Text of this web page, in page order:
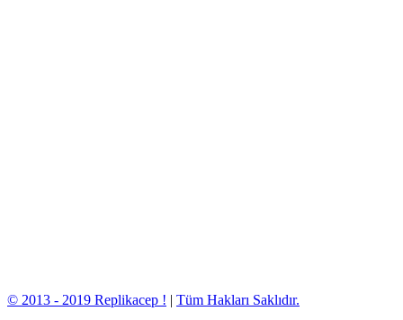
© 2013 - 2019 Replikacep ! | Tüm Hakları Saklıdır.